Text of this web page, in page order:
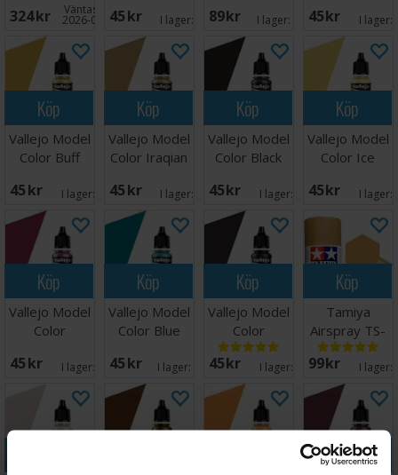
324 SEK Väntas in:
2026-08-19
Brown
45 SEK I lager: 89 SEK I lager: 45 SEK I lager:
Köp
Vallejo Model
Color Buff
45 SEK I lager:
Köp
Vallejo Model
Color Iraqian
45 SEK I lager:
Köp
Vallejo Model
Color Black
45 SEK I lager:
Köp
Vallejo Model
Color Ice
45 SEK I lager:
Köp
Vallejo Model
Color
45 SEK I lager:
Köp
Vallejo Model
Color Blue
45 SEK I lager:
Köp
Vallejo Model
Color
Gunmetal
45 SEK I lager:
Köp
Tamiya
Airspray TS-
46 Light Sand
99 SEK I lager:
Köp